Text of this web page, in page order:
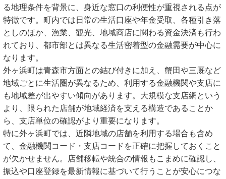
る地理条件を背景に、身近な窓口の利便性が重視される点が
特徴です。町内では日常の生活口座や年金受取、各種引き落
としのほか、漁業、観光、地域商店に関わる資金決済も行わ
れており、都市部とは異なる生活密着型の金融需要が中心に
なります。
外ヶ浜町は青森市方面との結び付きに加え、蟹田や三厩など
地域ごとに生活圏が異なるため、利用する金融機関や支店に
も地域差が出やすい傾向があります。大規模な支店網という
より、限られた店舗が地域経済を支える構造であることか
ら、支店単位の確認がより重要になります。
特に外ヶ浜町では、近隣地域の店舗を利用する場合も含め
て、金融機関コード・支店コードを正確に把握しておくこと
が欠かせません。店舗移転や統合の情報もこまめに確認し、
振込や口座登録を最新情報に基づいて行うことが安心につな